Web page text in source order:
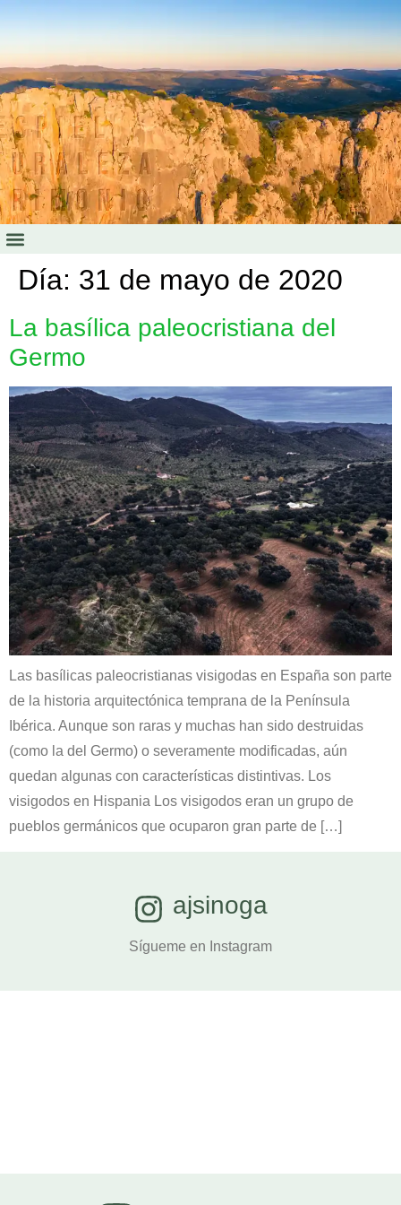
Día: 31 de mayo de 2020
La basílica paleocristiana del
Germo
Las basílicas paleocristianas visigodas en España son parte
de la historia arquitectónica temprana de la Península
Ibérica. Aunque son raras y muchas han sido destruidas
(como la del Germo) o severamente modificadas, aún
quedan algunas con características distintivas. Los
visigodos en Hispania Los visigodos eran un grupo de
pueblos germánicos que ocuparon gran parte de […]
ajsinoga
Sígueme en Instagram